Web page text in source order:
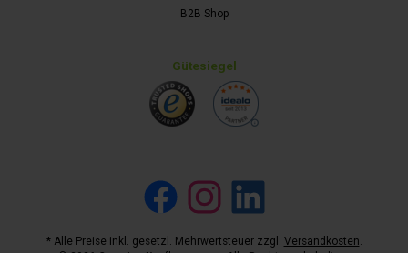
B2B Shop
Gütesiegel
Facebook Instagram LinkedIn
* Alle Preise inkl. gesetzl. Mehrwertsteuer zzgl. Versandkosten.